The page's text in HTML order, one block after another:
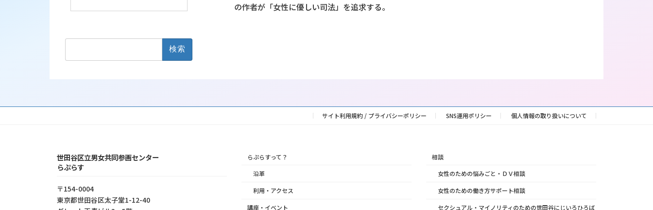
の作者が「女性に優しい司法」を追求する。
サイト利用規約 / プライバシーポリシー SNS運用ポリシー 個人情報の取り扱いについて
世田谷区立男女共同参画センター
らぷらす
〒154-0004
東京都世⽥⾕区太⼦堂1-12-40
らぷらすって？
沿革
利用・アクセス
講座・イベント
相談
女性のための悩みごと・ＤＶ相談
女性のための働き方サポート相談
セクシュアル・マイノリティのための世田谷にじいろひろば